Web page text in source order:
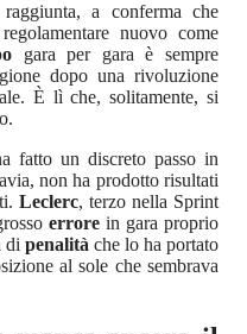
a conferma che
nuovo come
gara per gara è sempre
dopo una rivoluzione
È lì che, solitamente, si
fatto un discreto passo in
non ha prodotto risultati
Leclerc, terzo nella Sprint
errorein gara proprio
di penalità che lo ha portato
al sole che sembrava